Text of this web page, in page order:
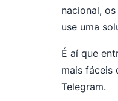
nacional,
use uma
É aí que
mais fáceis
Telegram.